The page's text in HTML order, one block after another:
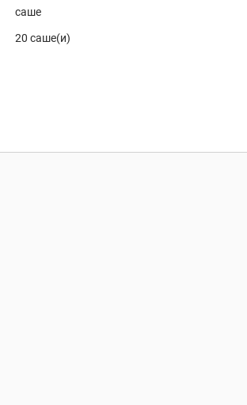
саше
20 саше(и)